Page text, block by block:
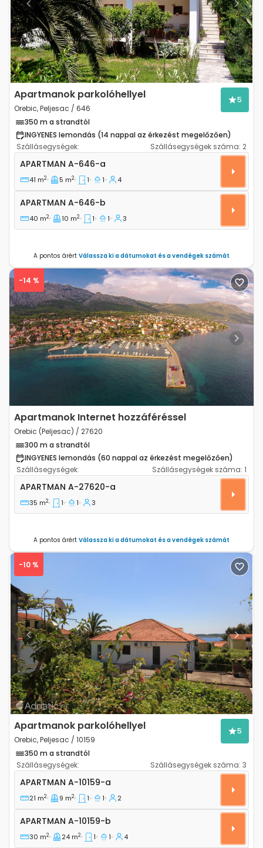
Previous Next
Apartmanok parkolóhellyel
Orebic, Peljesac / 646
5
350 m a strandtól
INGYENES lemondás (14 nappal az érkezést megelőzően)
Szállásegységek:
Szállásegységek száma: 2
Egyszobás apartman Orebic (Peljesac) A-646-a
APARTMAN A-646-a
41 m2 5 m2 1 1 4
Apartman A-646-b
APARTMAN A-646-b
40 m2 10 m2 1 1 3
A pontos árért Válassza ki a dátumokat és a vendégek számát
Previous Next
-14 %
Apartmanok Internet hozzáféréssel
Orebic (Peljesac) / 27620
300 m a strandtól
INGYENES lemondás (60 nappal az érkezést megelőzően)
Szállásegységek:
Szállásegységek száma: 1
Egyszobás apartman Orebic (Peljesac) A-27620-a
APARTMAN A-27620-a
35 m2 1 1 3
A pontos árért Válassza ki a dátumokat és a vendégek számát
Previous Next
-10 %
Apartmanok parkolóhellyel
Orebic, Peljesac / 10159
5
350 m a strandtól
Szállásegységek:
Szállásegységek száma: 3
Egyszobás apartman Orebic (Peljesac) A-10159-a
APARTMAN A-10159-a
21 m2 9 m2 1 1 2
Apartman A-10159-b
APARTMAN A-10159-b
30 m2 24 m2 1 1 4